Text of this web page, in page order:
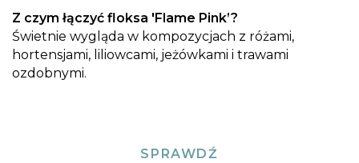
Z czym łączyć floksa 'Flame Pink’?
Świetnie wygląda w kompozycjach z różami,
hortensjami, liliowcami, jeżówkami i trawami
ozdobnymi.
SPRAWDŹ